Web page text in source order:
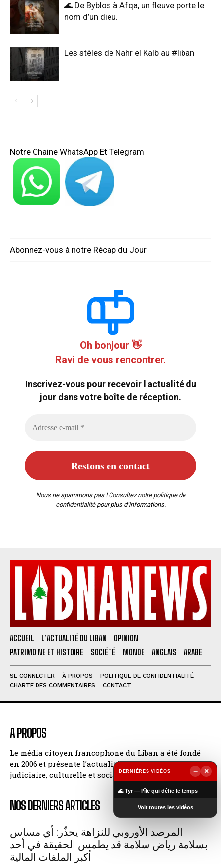
🌊 De Byblos à Afqa, un fleuve porte le
nom d’un dieu.
Les stèles de Nahr el Kalb au #liban
Notre Chaine WhatsApp Et Telegram
Abonnez-vous à notre Récap du Jour
Oh bonjour 👋
Ravi de vous rencontrer.
Inscrivez-vous pour recevoir l'actualité du
jour dans votre boîte de réception.
Nous ne spammons pas ! Consultez notre politique de
confidentialitépour plus d’informations.
ACCUEIL L’ACTUALITÉ DU LIBAN
OPINION
PATRIMOINE ET HISTOIRE
SOCIÉTÉ MONDE ANGLAIS ARABE
SE CONNECTER À PROPOS
POLITIQUE DE CONFIDENTIALITÉ
CHARTE DES COMMENTAIRES
CONTACT
A PROPOS
Le média citoyen francophone du Liban a été fondé
en 2006 et présente l’actualité politique, économique,
judiciaire, culturelle et sociale du Pays des Cèdres.
NOS DERNIERS ARTICLES
المرصد الأوروبي للنزاهة يحذّر: أي مساس
بسلامة رياض سلامة قد يطمس الحقيقة في أحد
أكبر الملفات المالية
DERNIÈRES VIDÉOS −
×
🌊 Tyr — l’île qui défie le temps
Voir toutes les vidéos